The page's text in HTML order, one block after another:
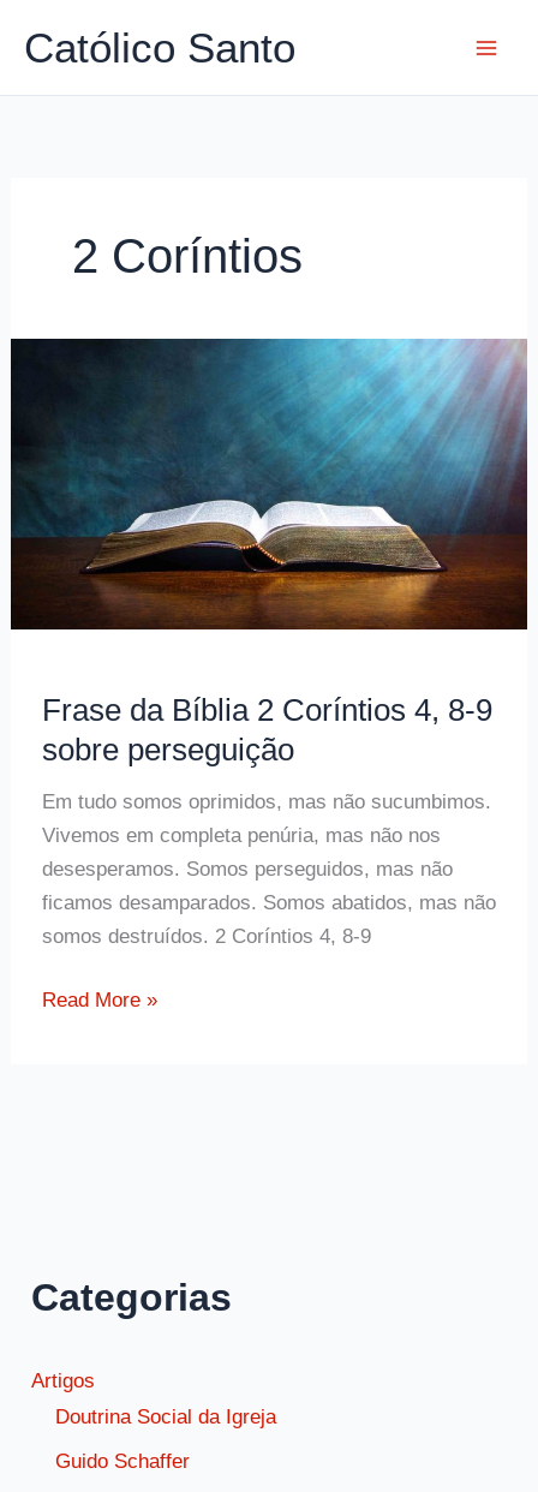
paraCatólico Santo
2 Coríntios
Frase da Bíblia 2 Coríntios 4, 8-9
sobre perseguição
Em tudo somos oprimidos, mas não sucumbimos.
Vivemos em completa penúria, mas não nos
desesperamos. Somos perseguidos, mas não
ficamos desamparados. Somos abatidos, mas não
somos destruídos. 2 Coríntios 4, 8-9
Frase
perseguição
Read More »
Categorias
Artigos
Doutrina Social da Igreja
Guido Schaffer